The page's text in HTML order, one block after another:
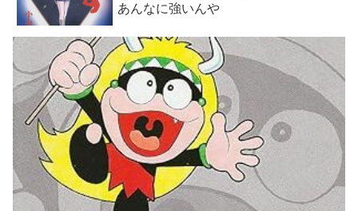
あんなに強いんや